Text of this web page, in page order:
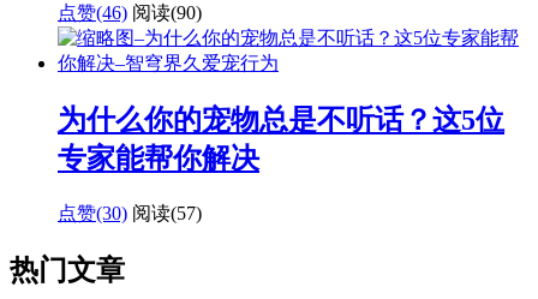
点赞(46) 阅读(90)
为什么你的宠物总是不听话？这5位
专家能帮你解决
点赞(30) 阅读(57)
热门文章